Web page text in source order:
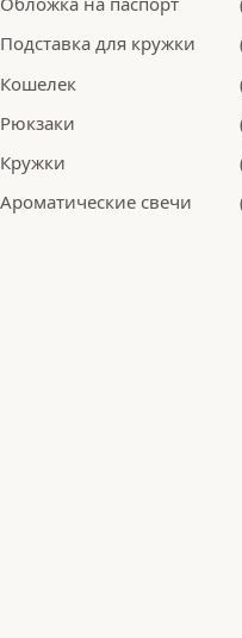
Подставка для кружки
Кошелек
Рюкзаки
Кружки
Ароматические свечи